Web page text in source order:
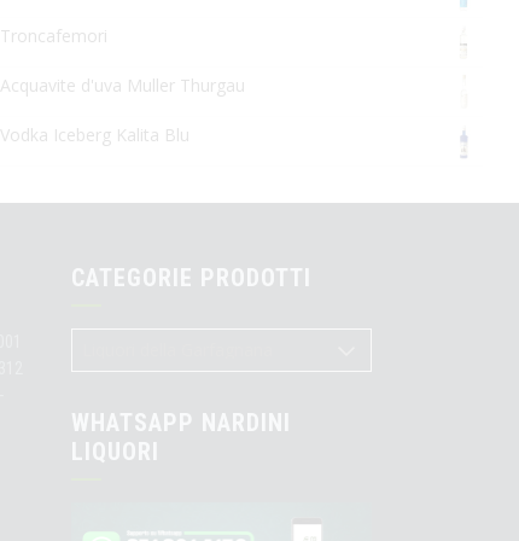
Troncafemori
Acquavite d'uva Muller Thurgau
Vodka Iceberg Kalita Blu
CATEGORIE PRODOTTI
WHATSAPP NARDINI
LIQUORI